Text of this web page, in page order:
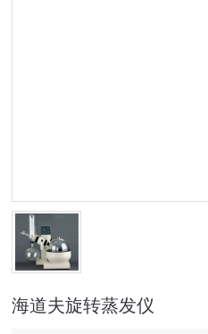
海道夫旋转蒸发仪